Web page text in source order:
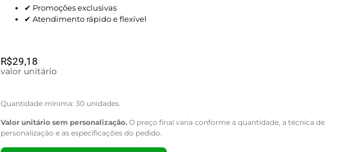
✔ Promoções exclusivas
✔ Atendimento rápido e flexível
R$29,18
valor unitário
Quantidade mínima: 30 unidades.
Valor unitário sem personalização. O preço final varia conforme a quantidade, a técnica de
personalização e as especificações do pedido.